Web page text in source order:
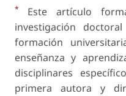
*
Este artículo
investigación
formación
enseñanza y
disciplinares
primera autora y